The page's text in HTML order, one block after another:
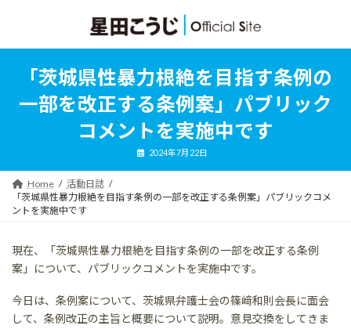
ン
ー
「茨城県性暴力根絶を目指す条例の
一部を改正する条例案」パブリック
コメントを実施中です
2024年7月22日
Home
活動日誌
「茨城県性暴力根絶を目指す条例の一部を改正する条例案」パブリックコメ
ントを実施中です
現在、「茨城県性暴力根絶を目指す条例の一部を改正する条例
案」について、パブリックコメントを実施中です。
今日は、条例案について、茨城県弁護士会の篠﨑和則会長に面会
して、条例改正の主旨と概要について説明。意見交換をしてきま